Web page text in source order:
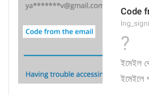
Code
?
ইমেইল
ইমেইলে